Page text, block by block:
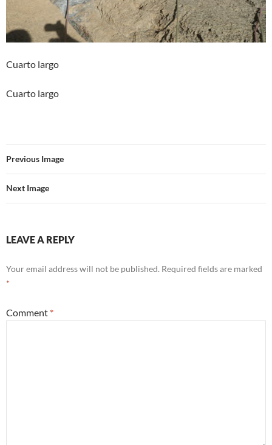
Cuarto largo
Cuarto largo
Previous Image
Next Image
LEAVE A REPLY
Your email address will not be published. Required fields are marked
*
Comment *